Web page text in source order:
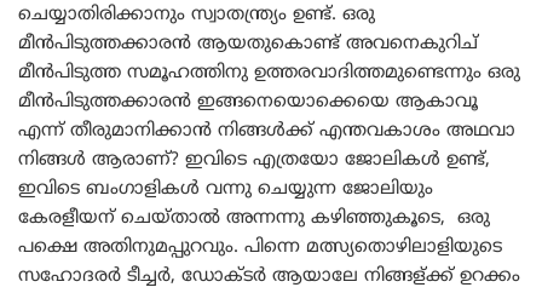
ചെയ്യാതിരിക്കാനും സ്വാതന്ത്ര്യം ഉണ്ട്. ഒരു
മീൻപിടുത്തക്കാരൻ ആയതുകൊണ്ട് അവനെകുറിച്
മീൻപിടുത്ത സമൂഹത്തിനു ഉത്തരവാദിത്തമുണ്ടെന്നും ഒരു
മീൻപിടുത്തക്കാരൻ ഇങ്ങനെയൊക്കെയെ ആകാവൂ
എന്ന് തീരുമാനിക്കാൻ നിങ്ങൾക്ക് എന്തവകാശം അഥവാ
നിങ്ങൾ ആരാണ്? ഇവിടെ എത്രയോ ജോലികൾ ഉണ്ട്,
ഇവിടെ ബംഗാളികൾ വന്നു ചെയ്യുന്ന ജോലിയും
കേരളീയന് ചെയ്താൽ അന്നന്നു കഴിഞ്ഞുകൂടെ, ഒരു
പക്ഷെ അതിനുമപ്പുറവും. പിന്നെ മത്സ്യതൊഴിലാളിയുടെ
സഹോദരർ ടീച്ചർ, ഡോക്ടർ ആയാലേ നിങ്ങള്ക്ക് ഉറക്കം